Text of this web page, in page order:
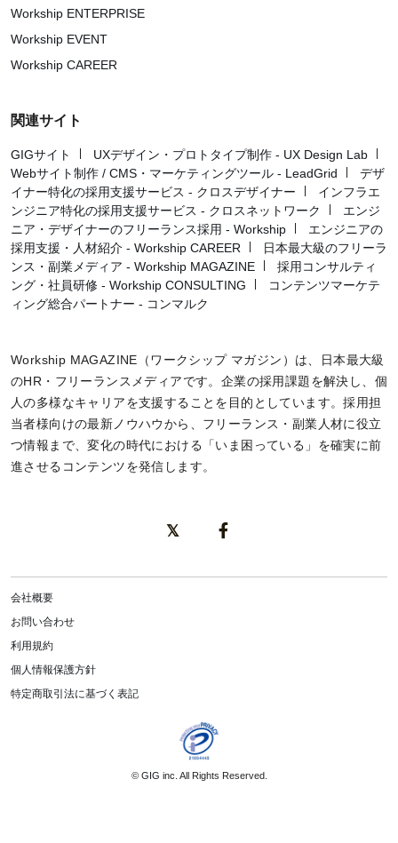
Workship ENTERPRISE
Workship EVENT
Workship CAREER
関連サイト
GIGサイト
UXデザイン・プロトタイプ制作 - UX Design Lab
Webサイト制作 / CMS・マーケティングツール - LeadGrid
デザ
イナー特化の採用支援サービス - クロスデザイナー
インフラエ
ンジニア特化の採用支援サービス - クロスネットワーク
エンジ
ニア・デザイナーのフリーランス採用 - Workship
エンジニアの
採用支援・人材紹介 - Workship CAREER
日本最大級のフリーラ
ンス・副業メディア - Workship MAGAZINE
採用コンサルティ
ング・社員研修 - Workship CONSULTING
コンテンツマーケテ
ィング総合パートナー - コンマルク
Workship MAGAZINE（ワークシップ マガジン）は、日本最大級
のHR・フリーランスメディアです。企業の採用課題を解決し、個
人の多様なキャリアを支援することを目的としています。採用担
当者様向けの最新ノウハウから、フリーランス・副業人材に役立
つ情報まで、変化の時代における「いま困っている」を確実に前
進させるコンテンツを発信します。
会社概要
お問い合わせ
利用規約
個人情報保護方針
特定商取引法に基づく表記
© GIG inc. All Rights Reserved.